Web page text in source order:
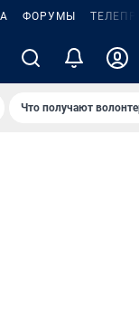
ФОРУМЫ
Что получают